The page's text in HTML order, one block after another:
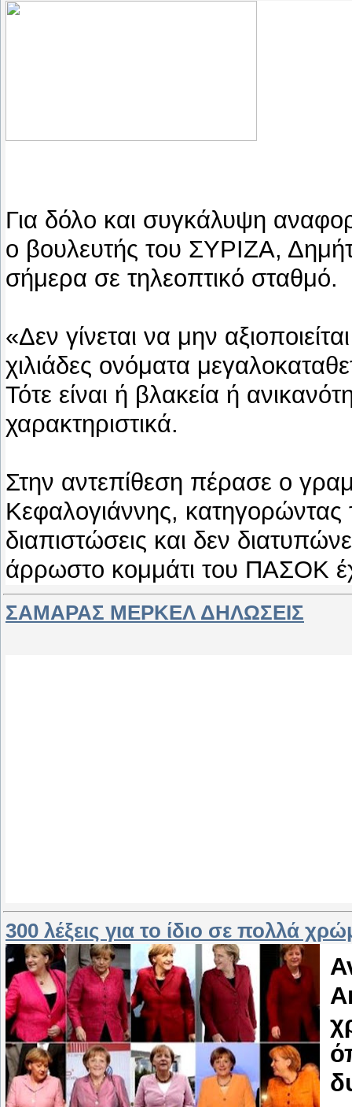
Για δόλο και συγκάλυψη
ο βουλευτής του ΣΥΡΙΖΑ,
σήμερα σε τηλεοπτικό σταθμό.
«Δεν γίνεται να μην
χιλιάδες ονόματα
Τότε είναι ή βλακεία ή
χαρακτηριστικά.
Στην αντεπίθεση πέρασε ο
Κεφαλογιάννης, κατηγορώντας
διαπιστώσεις και δεν
άρρωστο κομμάτι του ΠΑΣΟΚ
ΣΑΜΑΡΑΣ ΜΕΡΚΕΛ ΔΗΛΩΣΕΙΣ
300 λέξεις για το ίδιο σε πολλά